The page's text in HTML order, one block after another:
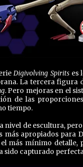
Digivolving Spiritses
La tercera figura
. Pero mejoras en el
de las
tiempo.
nivel de escultura,
más apropiados para
más mínimo
sido capturado